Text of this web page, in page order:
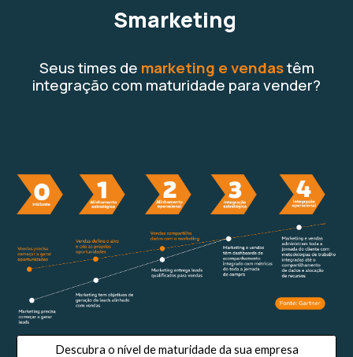
Smarketing
Seus times de marketing e vendastêm
integração com maturidade para vender?
Descubra o nível de maturidade da sua empresa